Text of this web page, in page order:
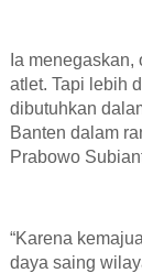
Ia menegaskan,
atlet. Tapi lebih
dibutuhkan
Banten dalam
Prabowo
“Karena
daya saing